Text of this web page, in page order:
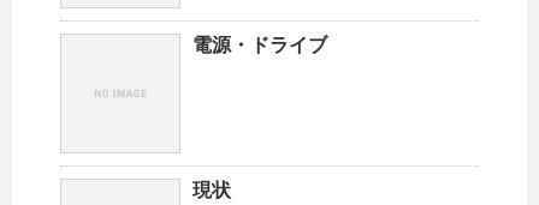
電源・ドライブ
現状